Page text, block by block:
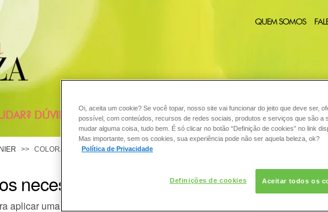
QUEM SOMOS
DÚVIDAS SOBRE: CABELO COLORAÇÃO DESODORANTE
COLORAÇÃO
necessito para aplicar minha tintura em
aplicar uma
, (além dos utensílios da embalagem,
Oi, aceita um cookie? Se você topar, nosso site vai funcionar do jeito que deve ser,
possível, com conteúdos, recursos de redes sociais, produtos e serviços que são a
mudar alguma coisa, tudo bem. É só clicar no botão “Definição de cookies” no link
Mas importante, sem os cookies, sua experiência pode não ser aquela beleza, ok?
Política de Privacidade
Definições de cookies Aceitar todos os